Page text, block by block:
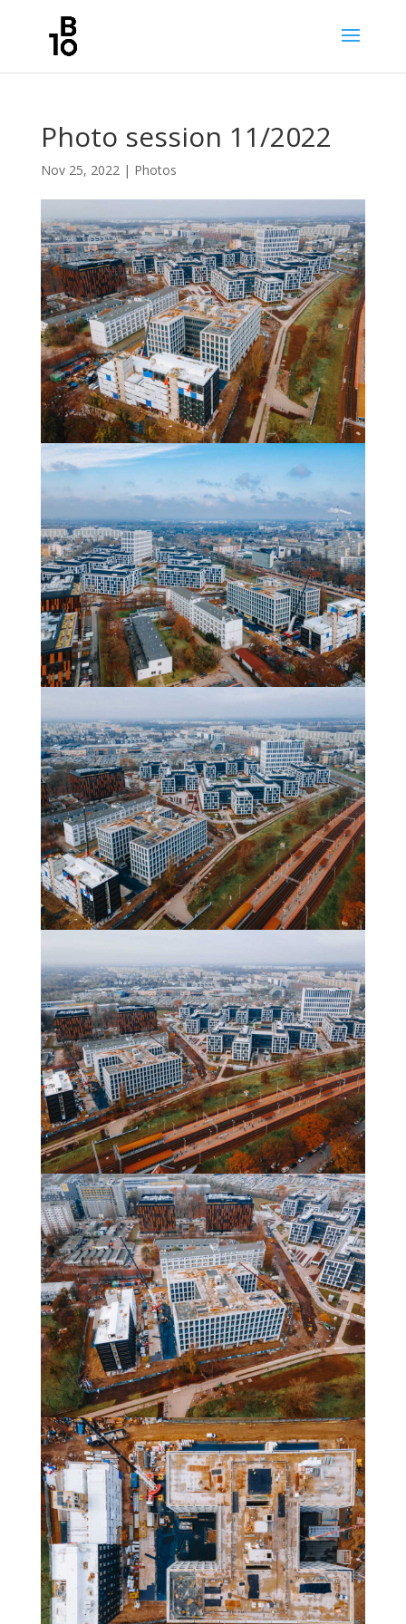
Photo session 11/2022
Nov 25, 2022| Photos